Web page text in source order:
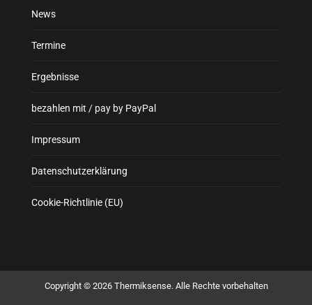
News
Termine
Ergebnisse
bezahlen mit / pay by PayPal
Impressum
Datenschutzerklärung
Cookie-Richtlinie (EU)
Copyright © 2026 Thermiksense. Alle Rechte vorbehalten